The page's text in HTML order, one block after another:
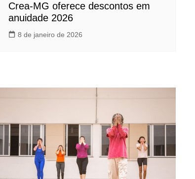
Crea-MG oferece descontos em
anuidade 2026
8 de janeiro de 2026